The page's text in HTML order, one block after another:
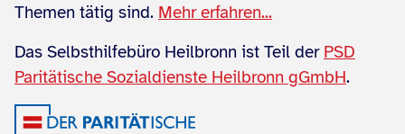
Themen tätig sind. Mehr erfahren...
Das Selbsthilfebüro Heilbronn ist Teil der PSD
Paritätische Sozialdienste Heilbronn gGmbH.